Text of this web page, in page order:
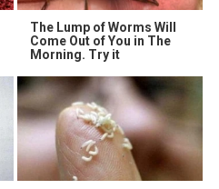
The Lump of Worms Will
Come Out of You in The
Morning. Try it